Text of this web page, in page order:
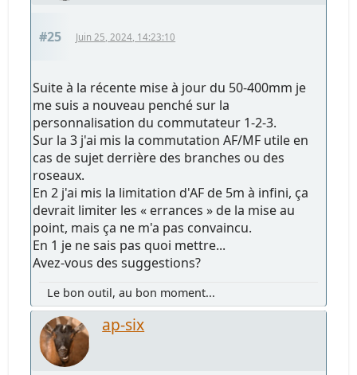
#25 Juin 25, 2024, 14:23:10
Suite à la récente mise à jour du 50-400mm je
me suis a nouveau penché sur la
personnalisation du commutateur 1-2-3.
Sur la 3 j'ai mis la commutation AF/MF utile en
cas de sujet derrière des branches ou des
roseaux.
En 2 j'ai mis la limitation d'AF de 5m à infini, ça
devrait limiter les « errances » de la mise au
point, mais ça ne m'a pas convaincu.
En 1 je ne sais pas quoi mettre...
Avez-vous des suggestions?
Le bon outil, au bon moment...
ap-six